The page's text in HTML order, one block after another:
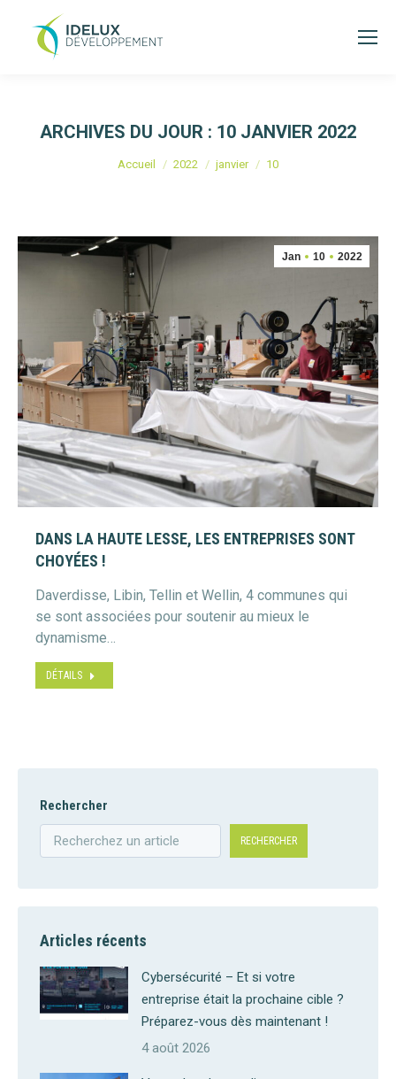
ARCHIVES DU JOUR : 10 JANVIER 2022
Vous êtes ici :
Accueil 2022 janvier 10
Jan 10 2022
DANS LA HAUTE LESSE, LES ENTREPRISES SONT
CHOYÉES !
Daverdisse, Libin, Tellin et Wellin, 4 communes qui
se sont associées pour soutenir au mieux le
dynamisme…
DÉTAILS
Rechercher
RECHERCHER
Articles récents
Cybersécurité – Et si votre
entreprise était la prochaine cible ?
Préparez-vous dès maintenant !
4 août 2026